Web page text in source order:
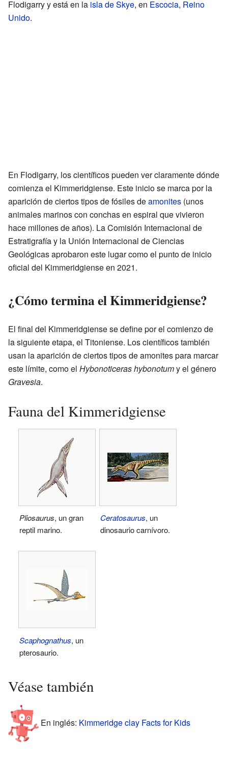
Flodigarry y está en la isla de Skye, en Escocia, Reino
Unido.
En Flodigarry, los científicos pueden ver claramente dónde
comienza el Kimmeridgiense. Este inicio se marca por la
aparición de ciertos tipos de fósiles deamonites (unos
animales marinos con conchas en espiral que vivieron
hace millones de años). La Comisión Internacional de
Estratigrafía y la Unión Internacional de Ciencias
Geológicas aprobaron este lugar como el punto de inicio
oficial del Kimmeridgiense en 2021.
¿Cómo termina el Kimmeridgiense?
El final del Kimmeridgiense se define por el comienzo de
la siguiente etapa, el Titoniense. Los científicos también
usan la aparición de ciertos tipos de amonites para marcar
este límite, como el Hybonoticeras hybonotumy el género
Gravesia.
Fauna del Kimmeridgiense
Pliosaurus, un gran
reptil marino.
Ceratosaurus, un
dinosaurio carnívoro.
Scaphognathus, un
pterosaurio.
Véase también
En inglés: Kimmeridge clay Facts for Kids